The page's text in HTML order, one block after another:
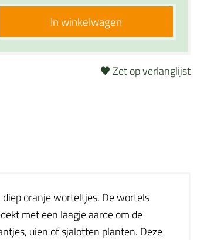
In winkelwagen
Zet op verlanglijst
oranje worteltjes. De wortels
met een laagje aarde om de
uien of sjalotten planten. Deze